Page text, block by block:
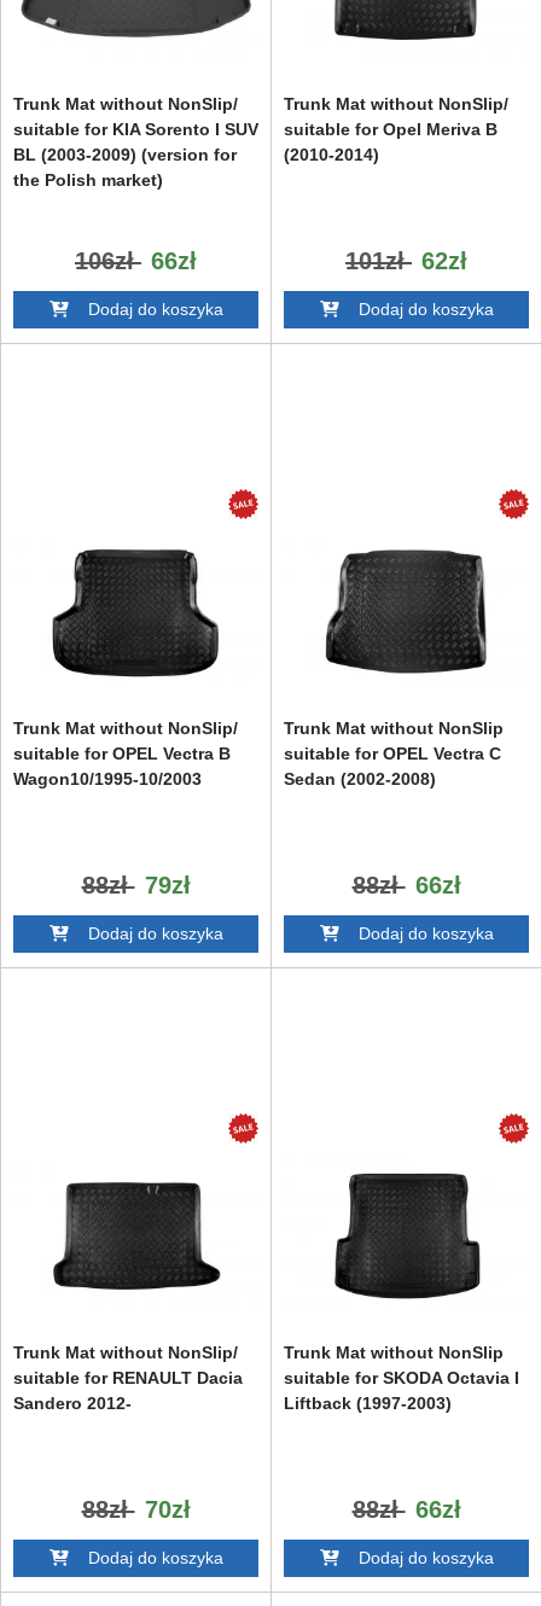
Trunk Mat without NonSlip/
suitable for KIA Sorento I SUV
BL (2003-2009) (version for
the Polish market)
106zł 66zł
Dodaj do koszyka
Trunk Mat without NonSlip/
suitable for Opel Meriva B
(2010-2014)
101zł 62zł
Dodaj do koszyka
Trunk Mat without NonSlip/
suitable for OPEL Vectra B
Wagon10/1995-10/2003
88zł 79zł
Dodaj do koszyka
Trunk Mat without NonSlip
suitable for OPEL Vectra C
Sedan (2002-2008)
88zł 66zł
Dodaj do koszyka
Trunk Mat without NonSlip/
suitable for RENAULT Dacia
Sandero 2012-
88zł 70zł
Dodaj do koszyka
Trunk Mat without NonSlip
suitable for SKODA Octavia I
Liftback (1997-2003)
88zł 66zł
Dodaj do koszyka